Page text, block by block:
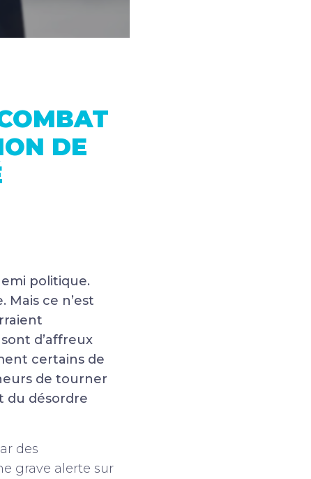
DE
politique.
ce n’est
d’affreux
certains de
de tourner
du désordre
des
grave alerte sur